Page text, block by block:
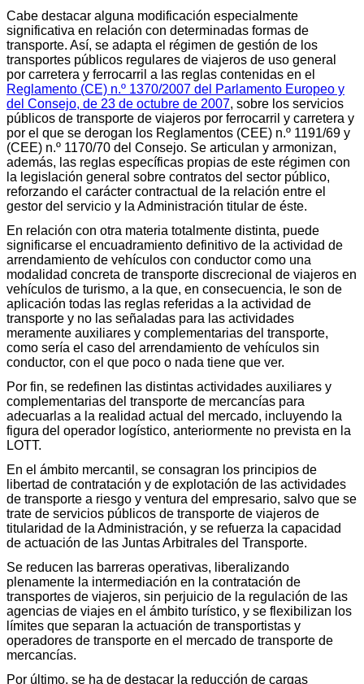
Cabe destacar alguna modificación especialmente
significativa en relación con determinadas formas de
transporte. Así, se adapta el régimen de gestión de los
transportes públicos regulares de viajeros de uso general
por carretera y ferrocarril a las reglas contenidas en el
Reglamento (CE) n.º 1370/2007 del Parlamento Europeo y
del Consejo, de 23 de octubre de 2007, sobre los servicios
públicos de transporte de viajeros por ferrocarril y carretera y
por el que se derogan los Reglamentos (CEE) n.º 1191/69 y
(CEE) n.º 1170/70 del Consejo. Se articulan y armonizan,
además, las reglas específicas propias de este régimen con
la legislación general sobre contratos del sector público,
reforzando el carácter contractual de la relación entre el
gestor del servicio y la Administración titular de éste.
En relación con otra materia totalmente distinta, puede
significarse el encuadramiento definitivo de la actividad de
arrendamiento de vehículos con conductor como una
modalidad concreta de transporte discrecional de viajeros en
vehículos de turismo, a la que, en consecuencia, le son de
aplicación todas las reglas referidas a la actividad de
transporte y no las señaladas para las actividades
meramente auxiliares y complementarias del transporte,
como sería el caso del arrendamiento de vehículos sin
conductor, con el que poco o nada tiene que ver.
Por fin, se redefinen las distintas actividades auxiliares y
complementarias del transporte de mercancías para
adecuarlas a la realidad actual del mercado, incluyendo la
figura del operador logístico, anteriormente no prevista en la
LOTT.
En el ámbito mercantil, se consagran los principios de
libertad de contratación y de explotación de las actividades
de transporte a riesgo y ventura del empresario, salvo que se
trate de servicios públicos de transporte de viajeros de
titularidad de la Administración, y se refuerza la capacidad
de actuación de las Juntas Arbitrales del Transporte.
Se reducen las barreras operativas, liberalizando
plenamente la intermediación en la contratación de
transportes de viajeros, sin perjuicio de la regulación de las
agencias de viajes en el ámbito turístico, y se flexibilizan los
límites que separan la actuación de transportistas y
operadores de transporte en el mercado de transporte de
mercancías.
Por último, se ha de destacar la reducción de cargas